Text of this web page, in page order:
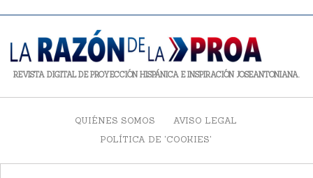
REVISTA DIGITAL DE PROYECCIÓN HISPÁNICA E INSPIRACIÓN JOSEANTONIANA.
QUIÉNES SOMOS
AVISO LEGAL
POLÍTICA DE 'COOKIES'